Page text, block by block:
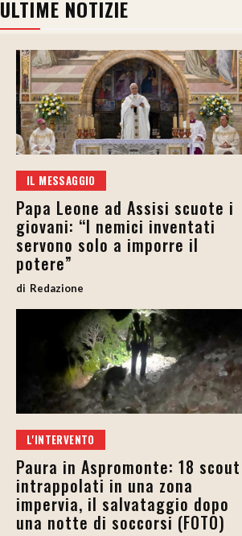
ULTIME NOTIZIE
IL MESSAGGIO
Papa Leone ad Assisi scuote i
giovani: “I nemici inventati
servono solo a imporre il
potere”
Redazione
L'INTERVENTO
Paura in Aspromonte: 18 scout
intrappolati in una zona
impervia, il salvataggio dopo
una notte di soccorsi (FOTO)